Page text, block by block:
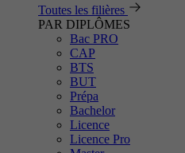
Toutes les filières
PAR DIPLÔMES
Bac PRO
CAP
BTS
BUT
Prépa
Bachelor
Licence
Licence Pro